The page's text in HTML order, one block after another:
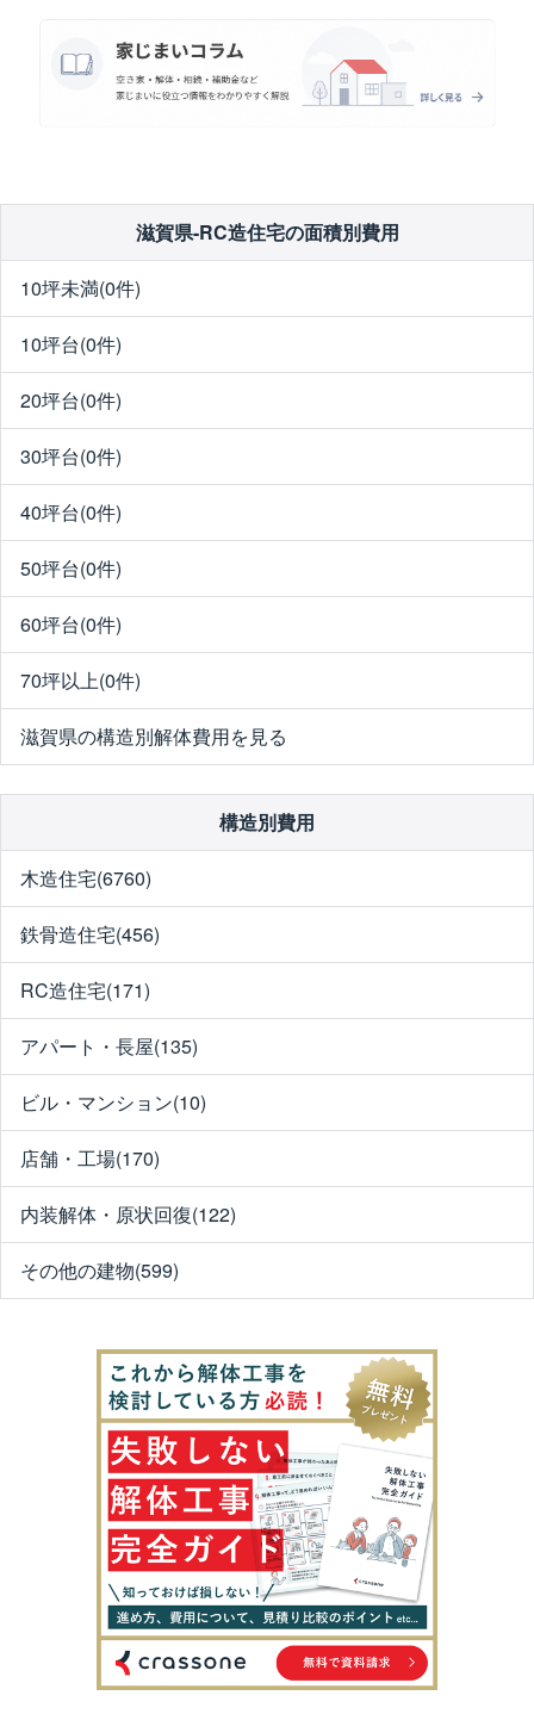
滋賀県-RC造住宅の面積別費用
10坪未満(0件)
10坪台(0件)
20坪台(0件)
30坪台(0件)
40坪台(0件)
50坪台(0件)
60坪台(0件)
70坪以上(0件)
滋賀県の構造別解体費用を見る
構造別費用
木造住宅(6760)
鉄骨造住宅(456)
RC造住宅(171)
アパート・長屋(135)
ビル・マンション(10)
店舗・工場(170)
内装解体・原状回復(122)
その他の建物(599)